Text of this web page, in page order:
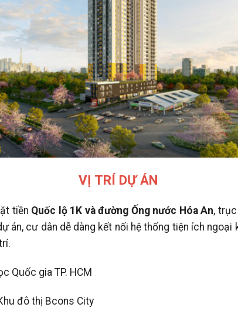
VỊ TRÍ DỰ ÁN
tiền Quốc lộ 1K và đường Ống nước Hóa An,
án, cư dân dễ dàng kết nối hệ thống tiện ích ngoại
Quốc gia TP. HCM
đô thị Bcons City